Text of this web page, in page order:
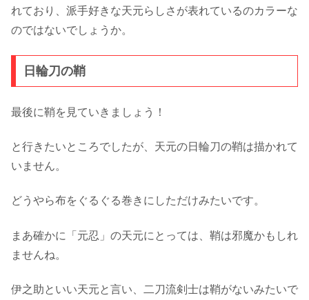
れており、派手好きな天元らしさが表れているのカラーな
のではないでしょうか。
日輪刀の鞘
最後に鞘を見ていきましょう！
と行きたいところでしたが、天元の日輪刀の鞘は描かれて
いません。
どうやら布をぐるぐる巻きにしただけみたいです。
まあ確かに「元忍」の天元にとっては、鞘は邪魔かもしれ
ませんね。
伊之助といい天元と言い、二刀流剣士は鞘がないみたいで